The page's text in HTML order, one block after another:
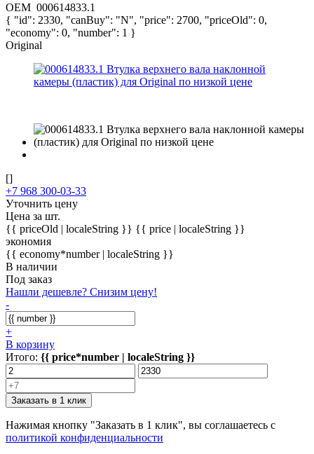
OEM 000614833.1
{ "id": 2330, "canBuy": "N", "price": 2700, "priceOld": 0,
"economy": 0, "number": 1 }
Original
[]
+7 968 300-03-33
Уточнить цену
Цена за шт.
{{ priceOld | localeString }} {{ price | localeString }}
экономия
{{ economy*number | localeString }}
В наличии
Под заказ
Нашли дешевле? Снизим цену!
-
+
В корзину
Итого: {{ price*number | localeString }}
Заказать в 1 клик
Нажимая кнопку "Заказать в 1 клик", вы соглашаетесь с
политикой конфиденциальности